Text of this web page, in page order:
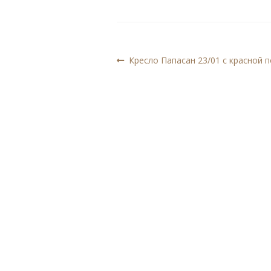
Навигация
Предыдущая
Кресло Папасан 23/01 с красной